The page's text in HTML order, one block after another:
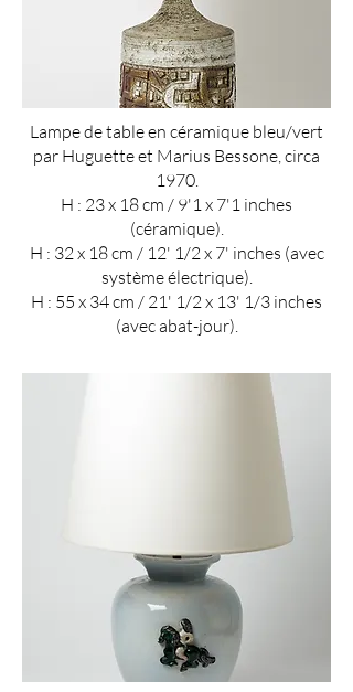
Lampe de table en céramique bleu/vert
par Huguette et Marius Bessone, circa
1970.
H : 23 x 18 cm / 9'1 x 7'1 inches
(céramique).
H : 32 x 18 cm / 12' 1/2 x 7' inches (avec
système électrique).
H : 55 x 34 cm / 21' 1/2 x 13' 1/3 inches
(avec abat-jour).